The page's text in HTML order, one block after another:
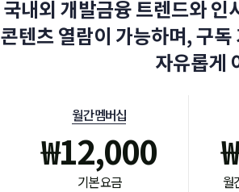
국내외 개발금융 트렌드와
콘텐츠 열람이 가능하며, 구
자유롭게
월간 멤버십
₩12,000
기본 요금
₩
월